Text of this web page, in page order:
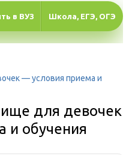
в ВУЗ Школа, ЕГЭ, ОГЭ
— условия приема и
для девочек
и обучения